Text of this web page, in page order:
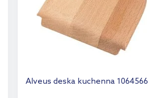
Alveus deska kuchenna 1064566